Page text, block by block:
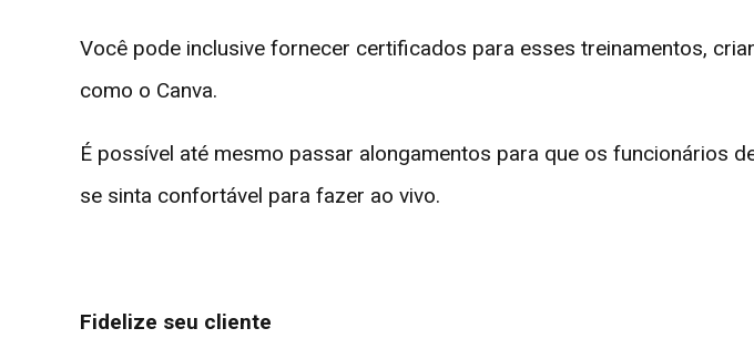
Você pode inclusive fornecer certificados para esses treinamentos,
como o Canva.
É possível até mesmo passar alongamentos para que os funcionários
se sinta confortável para fazer ao vivo.
Fidelize seu cliente